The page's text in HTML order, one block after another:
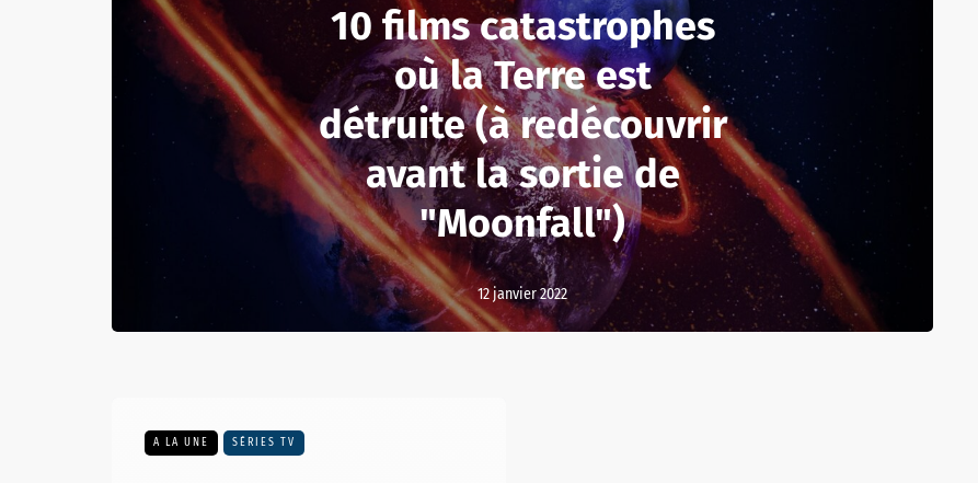
10 films catastrophes
où la Terre est
détruite (à redécouvrir
avant la sortie de
"Moonfall")
12 janvier 2022
A LA UNE SÉRIES TV